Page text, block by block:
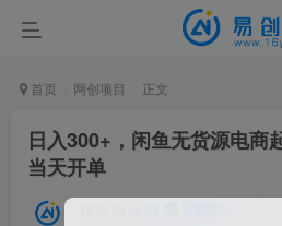
首页 网创项目 正文
日入300+，闲鱼无货源电商
当天开单